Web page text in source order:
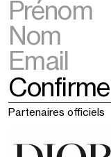
Partenaires officiels